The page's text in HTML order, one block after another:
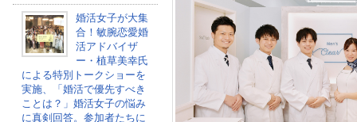
婚活女子が大集
合！敏腕恋愛婚
活アドバイザ
ー・植草美幸氏
による特別トークショーを
実施、「婚活で優先すべき
ことは？」婚活女子の悩み
に真剣回答。参加者たちに